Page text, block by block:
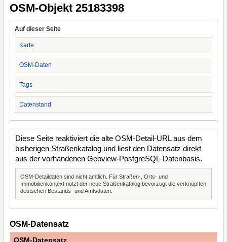
OSM-Objekt 25183398
Auf dieser Seite
Karte
OSM-Daten
Tags
Datenstand
Diese Seite reaktiviert die alte OSM-Detail-URL aus dem
bisherigen Straßenkatalog und liest den Datensatz direkt
aus der vorhandenen Geoview-PostgreSQL-Datenbasis.
OSM-Detaildaten sind nicht amtlich. Für Straßen-, Orts- und
Immobilienkontext nutzt der neue Straßenkatalog bevorzugt die verknüpften
deutschen Bestands- und Amtsdaten.
OSM-Datensatz
OSM-Datensatz